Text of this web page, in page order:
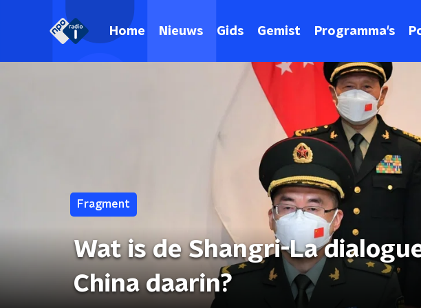
Home Nieuws Gids Gemist Programma's
Fragment
Wat is de Shangri-La
China daarin?